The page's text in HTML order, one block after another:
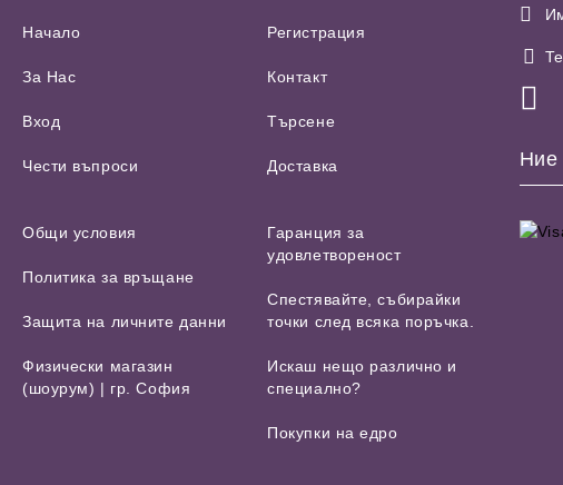
Начало
За Нас
Вход
Чести въпроси
Регистрация
Контакт
Търсене
Доставка
Общи условия
Политика за връщане
Защита на личните данни
Физически магазин
(шоурум) | гр. София
Гаранция за
удовлетвореност
Спестявайте, събирайки
точки след всяка поръчка.
Искаш нещо различно и
специално?
Покупки на едро
Ние